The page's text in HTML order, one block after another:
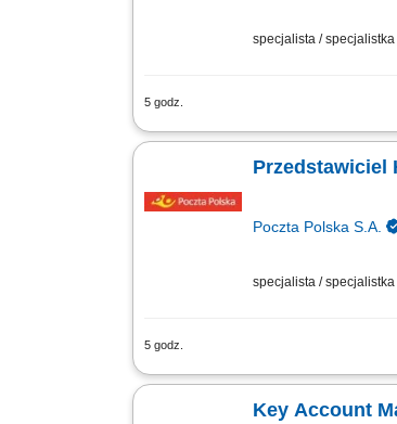
specjalista /
5 godz.
Twój zakres
Przedstawiciel
Poczta Polska S.A.
specjalista /
5 godz.
Miejsce pracy:
Key Account